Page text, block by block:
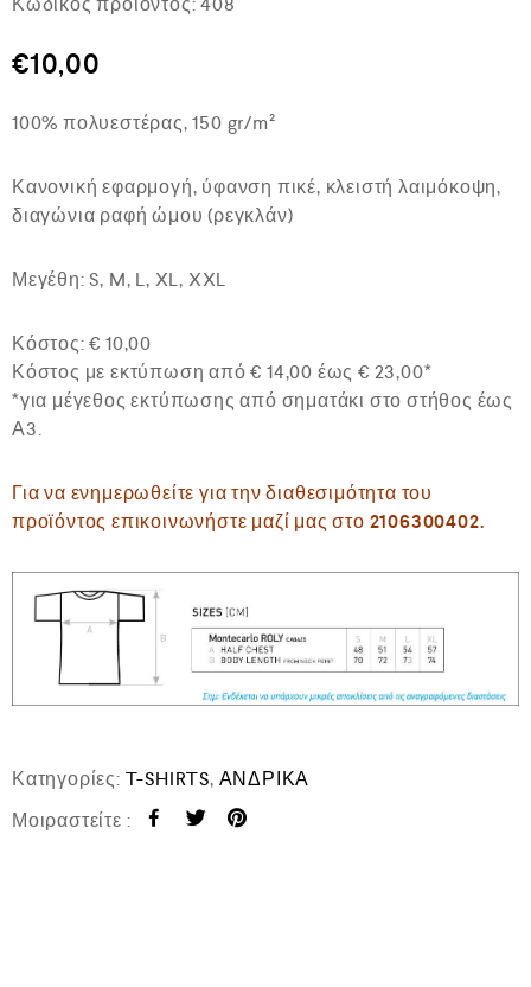
α
μ
ο
γ
η
κ
ε
0
ό
5
€10,00
100% πολυεστέρας, 150 gr/m²
Κανονική εφαρμογή, ύφανση πικέ, κλειστή λαιμόκοψη,
διαγώνια ραφή ώμου (ρεγκλάν)
Μεγέθη: S, M, L, XL, XXL
Κόστος: € 10,00
Κόστος με εκτύπωση από € 14,00 έως € 23,00*
*για μέγεθος εκτύπωσης από σηματάκι στο στήθος έως
Α3.
Για να ενημερωθείτε για την διαθεσιμότητα του
προϊόντος επικοινωνήστε μαζί μας στο 2106300402.
Κατηγορίες: T-SHIRTS, ΑΝΔΡΙΚΑ
Μοιραστείτε :